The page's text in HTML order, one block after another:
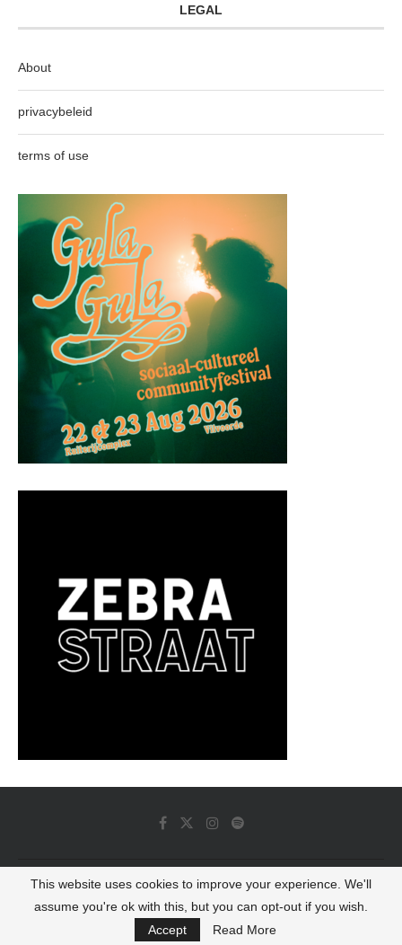
LEGAL
About
privacybeleid
terms of use
© 2022 - Luminous Dash All Rights Reserved
BACK TO TOP
This website uses cookies to improve your experience. We'll
assume you're ok with this, but you can opt-out if you wish.
Accept
Read More